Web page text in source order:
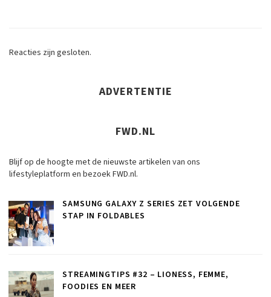
Reacties zijn gesloten.
ADVERTENTIE
FWD.NL
Blijf op de hoogte met de nieuwste artikelen van ons
lifestyleplatform en bezoek FWD.nl.
SAMSUNG GALAXY Z SERIES ZET VOLGENDE
STAP IN FOLDABLES
STREAMINGTIPS #32 – LIONESS, FEMME,
FOODIES EN MEER